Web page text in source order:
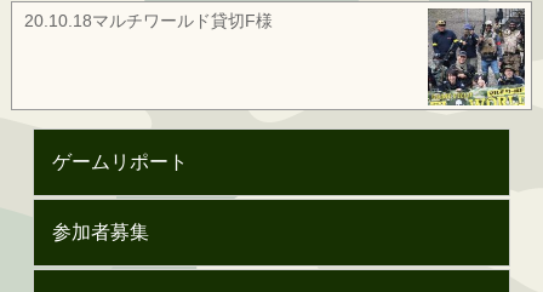
20.10.18マルチワールド貸切F様
ゲームリポート
参加者募集